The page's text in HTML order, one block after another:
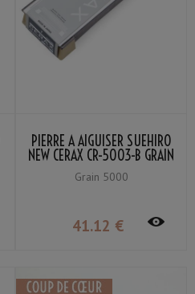
PIERRE À AIGUISER SUEHIRO
NEW CERAX CR-5003-B GRAIN
# 5000
Grain 5000
41.12 €